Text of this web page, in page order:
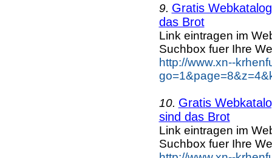
9. Gratis
das Brot
Link eintragen im
Suchbox fuer Ihre
http://www.xn--
10. Gratis
sind das Brot
Link eintragen im
Suchbox fuer Ihre